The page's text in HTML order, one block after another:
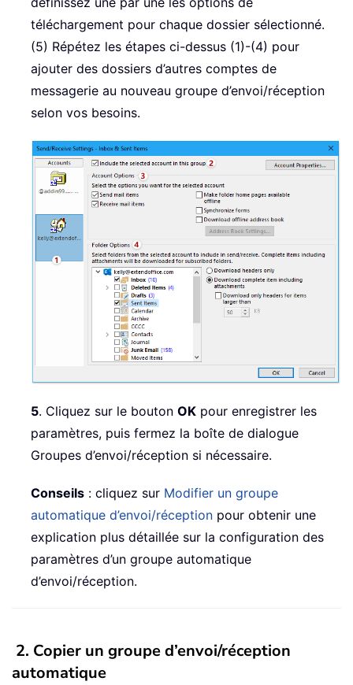
téléchargement pour chaque dossier sélectionné.
(5) Répétez les étapes ci-dessus (1)-(4) pour
ajouter des dossiers d’autres comptes de
messagerie au nouveau groupe d’envoi/réception
selon vos besoins.
5. Cliquez sur le bouton OK pour enregistrer les
paramètres, puis fermez la boîte de dialogue
Groupes d’envoi/réception si nécessaire.
Conseils : cliquez sur Modifier un groupe
automatique d’envoi/réception pour obtenir une
explication plus détaillée sur la configuration des
paramètres d’un groupe automatique
d’envoi/réception.
2. Copier un groupe d’envoi/réception
automatique